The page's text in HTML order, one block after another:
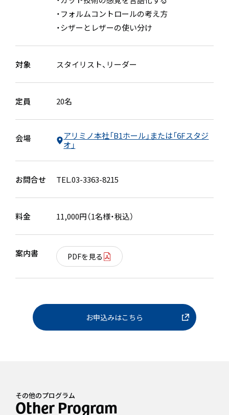
・フォルムコントロールの考え方
・シザーとレザーの使い分け
対象 スタイリスト リーダー
定員 20名
会場
アリミノ本社「B1ホール」または「6Fスタジ
オ」
お問合せ TEL.03-3363-8215
料金 11,000円（1名様・税込）
案内書 PDFを見る
お申込みはこちら
その他のプログラム